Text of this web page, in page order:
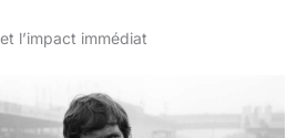
vitres domestiques dans la
cuisine, la salle de bains, les
douche. Instructions de
nettoyage : Avant le nettoyage,
vous pouvez utiliser le flacon
le transmetteur FM sera connecté à
les problèmes lors de la conduite.
en toute sécurité grâce au cercle
ce chargeur de véhicule. Plage et
Large: La majorité des smartphones et
l’impact immédiat